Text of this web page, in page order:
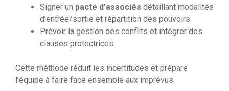
Signer un pacte d’associés détaillant modalités
d’entrée/sortie et répartition des pouvoirs
Prévoir la gestion des conflits et intégrer des
clauses protectrices
Cette méthode réduit les incertitudes et prépare
l’équipe à faire face ensemble aux imprévus.